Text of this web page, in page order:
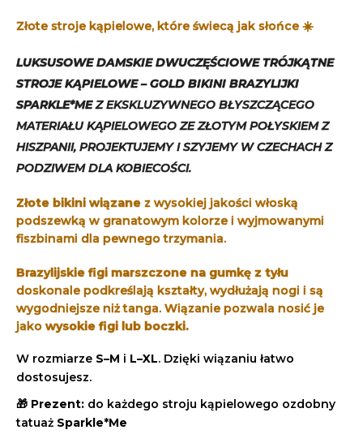
Złote stroje kąpielowe, które świecą jak słońce ☀️
LUKSUSOWE DAMSKIE DWUCZĘŚCIOWE TRÓJKĄTNE
STROJE KĄPIELOWE – GOLD BIKINI BRAZYLIJKI
SPARKLE*MEZ EKSKLUZYWNEGO BŁYSZCZĄCEGO
MATERIAŁU KĄPIELOWEGO ZE ZŁOTYM POŁYSKIEM Z
HISZPANII, PROJEKTUJEMY I SZYJEMY W CZECHACH Z
PODZIWEM DLA KOBIECOŚCI.
Złote bikini wiązane z wysokiej jakości włoską
podszewką w granatowym kolorze i wyjmowanymi
fiszbinami dla pewnego trzymania.
Brazylijskie figi marszczone na gumkę z tyłu
doskonale podkreślają kształty, wydłużają nogi i są
wygodniejsze niż tanga. Wiązanie pozwala nosić je
jakowysokie figi lub boczki.
W rozmiarze S–M i L–XL. Dzięki wiązaniu łatwo
dostosujesz.
🎁 Prezent: do każdego stroju kąpielowego ozdobny
tatuaż Sparkle*Me